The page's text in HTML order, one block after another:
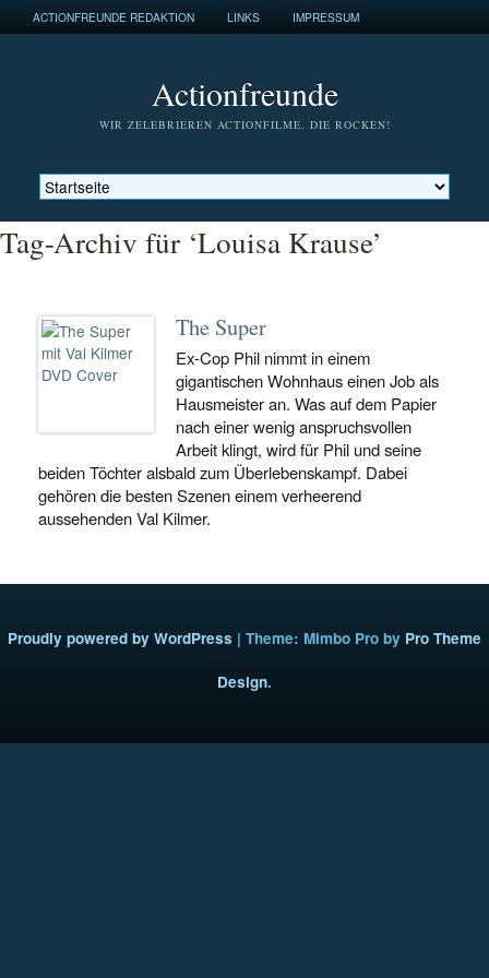
ACTIONFREUNDE REDAKTION LINKS IMPRESSUM
Actionfreunde
WIR ZELEBRIEREN ACTIONFILME, DIE ROCKEN!
Tag-Archiv für ‘Louisa Krause’
The Super
Ex-Cop Phil nimmt in einem
gigantischen Wohnhaus einen Job als
Hausmeister an. Was auf dem Papier
nach einer wenig anspruchsvollen
Arbeit klingt, wird für Phil und seine
beiden Töchter alsbald zum Überlebenskampf. Dabei
gehören die besten Szenen einem verheerend
aussehenden Val Kilmer.
Proudly powered by WordPress | Theme: Mimbo Pro by Pro Theme
Design.